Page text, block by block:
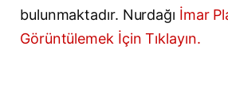
bulunmaktadır. Nurdağı İmar
Görüntülemek İçin Tıklayın.